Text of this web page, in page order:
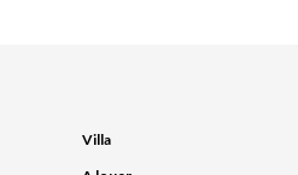
Villa